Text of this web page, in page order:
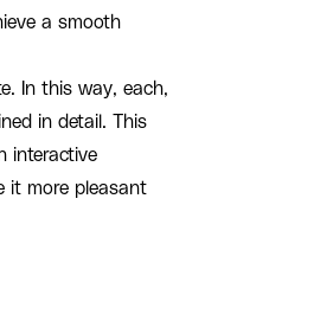
a smooth
In this way, each,
in detail. This
interactive
it more pleasant